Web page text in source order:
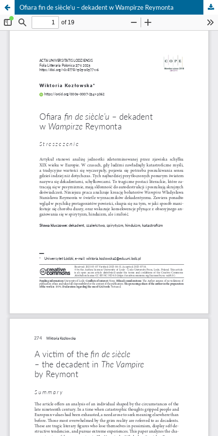
Ofiara fin de siècle’u – dekadent w Wampirze Reymonta